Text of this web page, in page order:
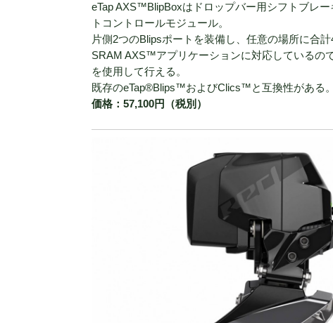
eTap AXS™BlipBoxはドロップバー用シフトブレ
トコントロールモジュール。
片側2つのBlipsポートを装備し、任意の場所に合
SRAM AXS™アプリケーションに対応しているの
を使用して行える。
既存のeTap®Blips™およびClics™と互換性がある。
価格：57,100円（税別）